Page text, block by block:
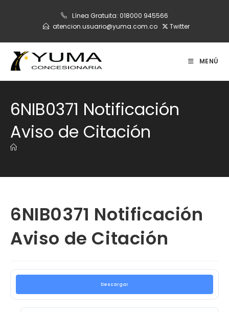
Línea Gratuita: 018000 945566
atencion.usuario@yuma.com.co
Twitter
MENÚ
6NIB0371 Notificación
Aviso de Citación
6NIB0371 Notificación
Aviso de Citación
Descargar